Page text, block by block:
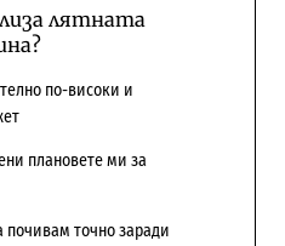
лятната
по-високи и
плановете ми за
почивам точно заради